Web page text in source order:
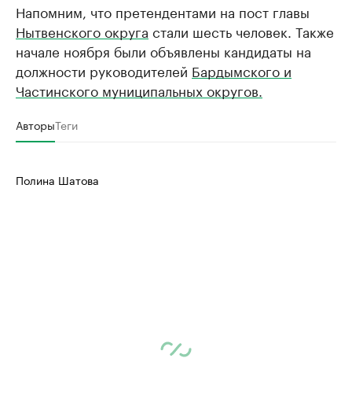
Напомним, что претендентами на пост главы
Нытвенского округа стали шесть человек. Также
начале ноября были объявлены кандидаты на
должности руководителей Бардымского и
Частинского муниципальных округов.
АвторыТеги
Полина Шатова